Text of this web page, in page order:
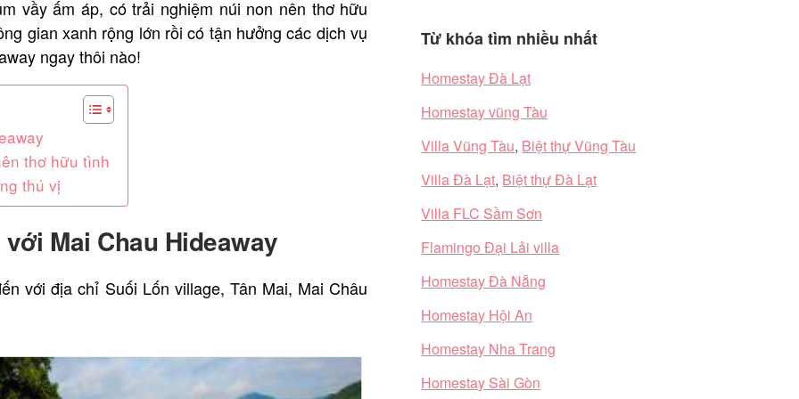
vầy ấm áp, có trải nghiệm núi non nên thơ hữu
gian xanh rộng lớn rồi có tận hưởng các dịch vụ
ngay thôi nào!
thơ hữu tình
thú vị
Mai Chau Hideaway
với địa chỉ Suối Lốn village, Tân Mai, Mai Châu
Từ khóa tìm nhiều nhất
Homestay Đà Lạt
Homestay vũng Tàu
Villa Vũng Tàu, Biệt thự Vũng Tàu
Villa Đà Lạt, Biệt thự Đà Lạt
Villa FLC Sầm Sơn
Flamingo Đại Lải villa
Homestay Đà Nẵng
Homestay Hội An
Homestay Nha Trang
Homestay Sài Gòn